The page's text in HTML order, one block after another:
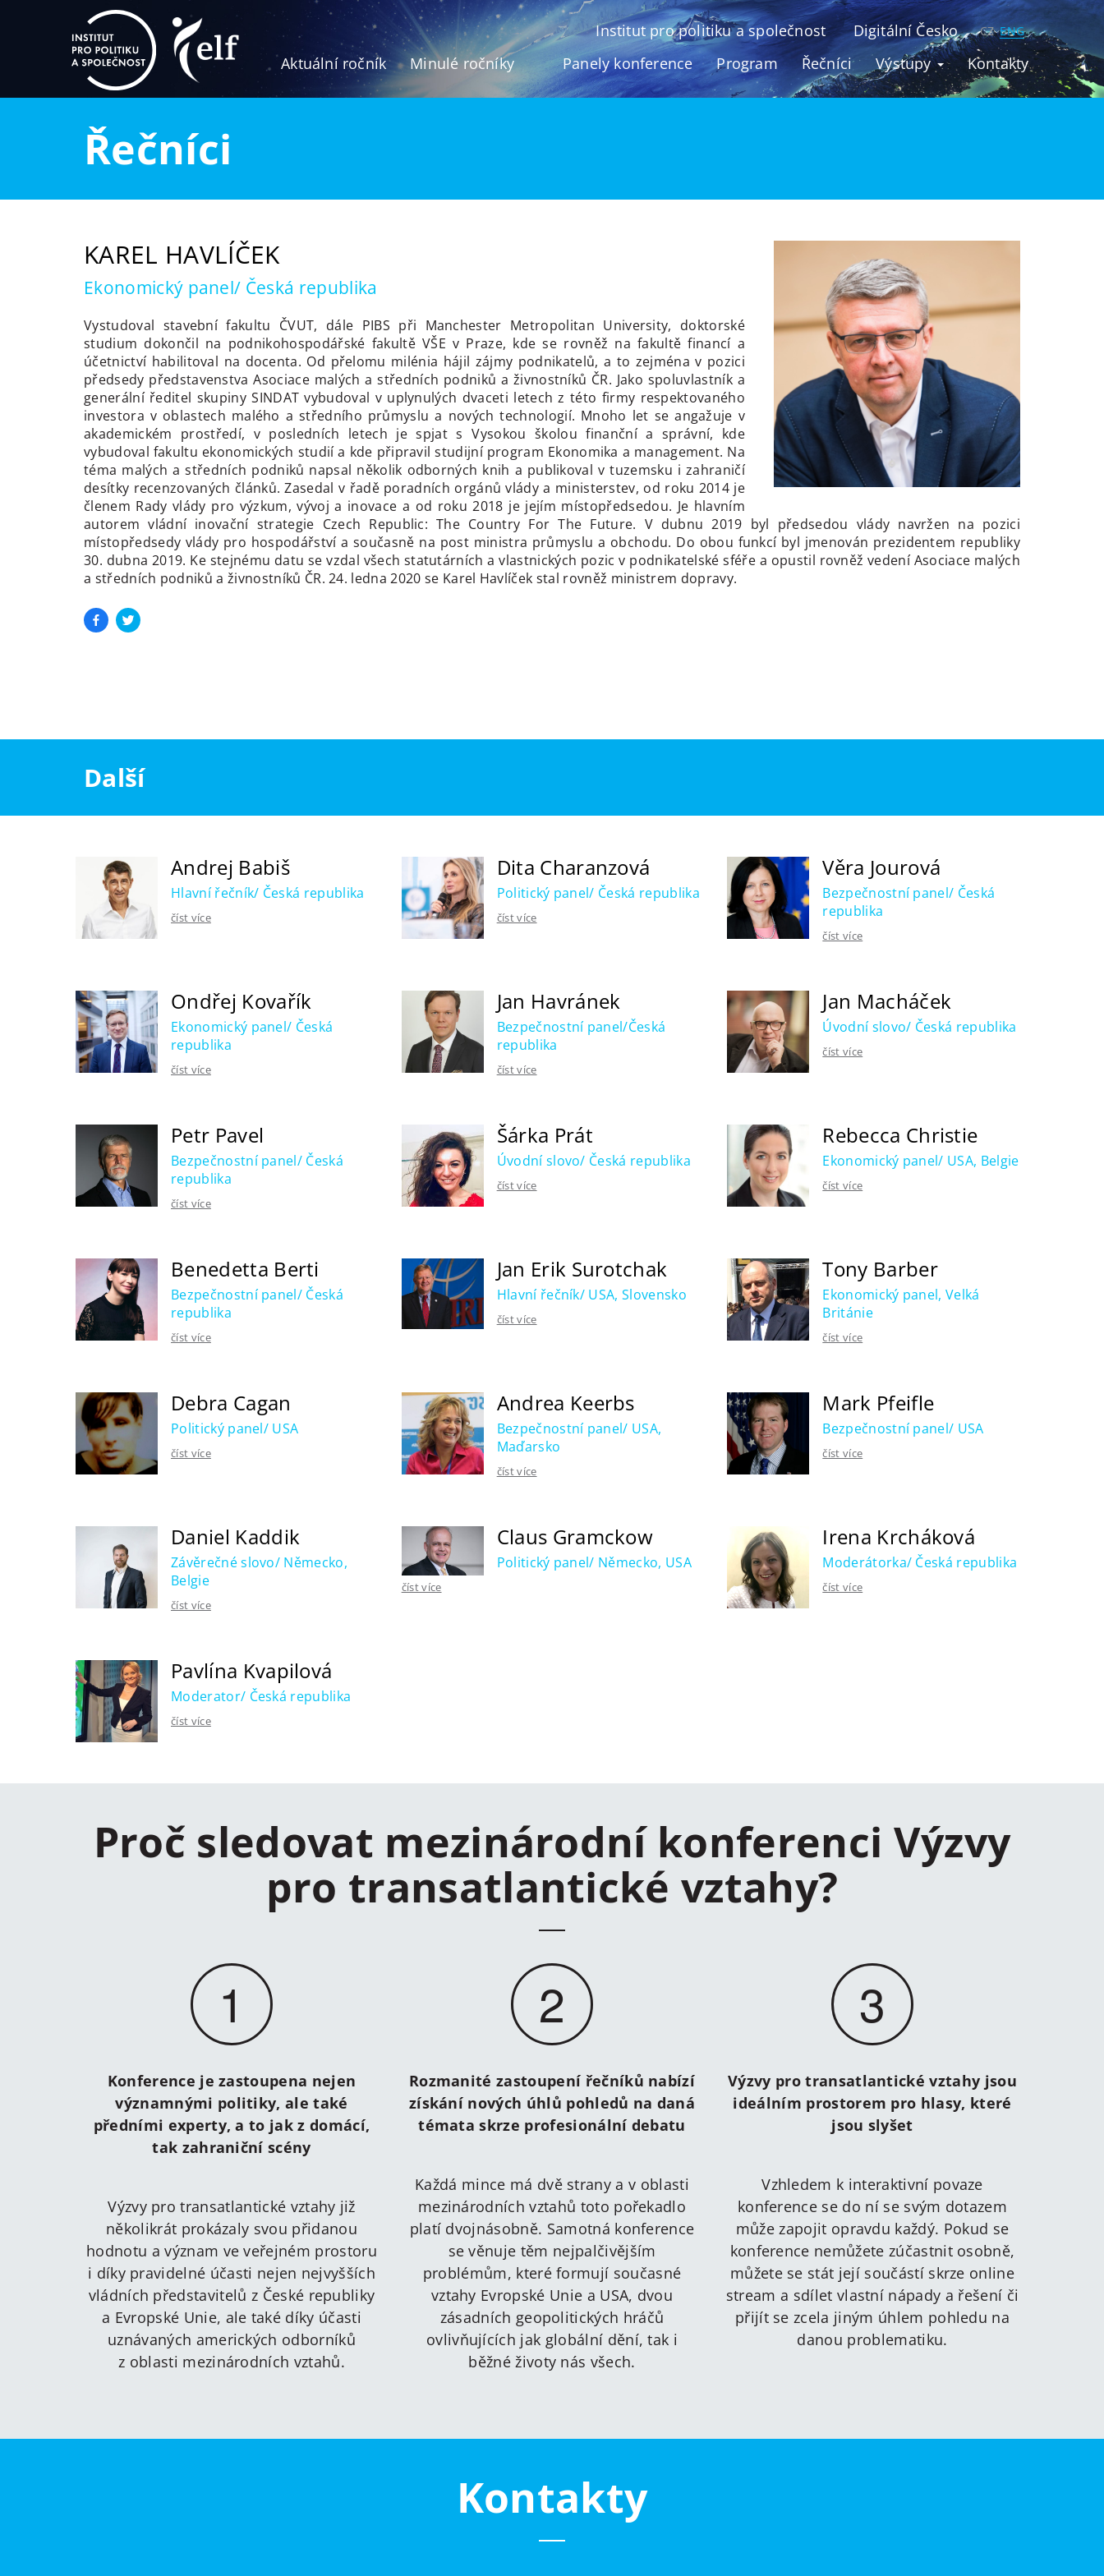
Aktuální ročník Minulé ročníky Panely konference Program Řečníci Výstupy Kontakty
Institut pro politiku a společnost Digitální Česko CZ ENG
Řečníci
KAREL HAVLÍČEK
Ekonomický panel/ Česká republika
Vystudoval stavební fakultu ČVUT, dále PIBS při Manchester Metropolitan University, doktorské
studium dokončil na podnikohospodářské fakultě VŠE v Praze, kde se rovněž na fakultě financí a
účetnictví habilitoval na docenta. Od přelomu milénia hájil zájmy podnikatelů, a to zejména v pozici
předsedy představenstva Asociace malých a středních podniků a živnostníků ČR. Jako spoluvlastník a
generální ředitel skupiny SINDAT vybudoval v uplynulých dvaceti letech z této firmy respektovaného
investora v oblastech malého a středního průmyslu a nových technologií. Mnoho let se angažuje v
akademickém prostředí, v posledních letech je spjat s Vysokou školou finanční a správní, kde
vybudoval fakultu ekonomických studií a kde připravil studijní program Ekonomika a management. Na
téma malých a středních podniků napsal několik odborných knih a publikoval v tuzemsku i zahraničí
desítky recenzovaných článků. Zasedal v řadě poradních orgánů vlády a ministerstev, od roku 2014 je
členem Rady vlády pro výzkum, vývoj a inovace a od roku 2018 je jejím místopředsedou. Je hlavním
autorem vládní inovační strategie Czech Republic: The Country For The Future. V dubnu 2019 byl předsedou vlády navržen na pozici
místopředsedy vlády pro hospodářství a současně na post ministra průmyslu a obchodu. Do obou funkcí byl jmenován prezidentem republiky
30. dubna 2019. Ke stejnému datu se vzdal všech statutárních a vlastnických pozic v podnikatelské sféře a opustil rovněž vedení Asociace malých
a středních podniků a živnostníků ČR. 24. ledna 2020 se Karel Havlíček stal rovněž ministrem dopravy.
Další
Andrej Babiš
Hlavní řečník/ Česká republika
číst více
Dita Charanzová
Politický panel/ Česká republika
číst více
Věra Jourová
Bezpečnostní panel/ Česká
republika
číst více
Ondřej Kovařík
Ekonomický panel/ Česká
republika
číst více
Jan Havránek
Bezpečnostní panel/Česká
republika
číst více
Jan Macháček
Úvodní slovo/ Česká republika
číst více
Petr Pavel
Bezpečnostní panel/ Česká
republika
číst více
Šárka Prát
Úvodní slovo/ Česká republika
číst více
Rebecca Christie
Ekonomický panel/ USA, Belgie
číst více
Benedetta Berti
Bezpečnostní panel/ Česká
republika
číst více
Jan Erik Surotchak
Hlavní řečník/ USA, Slovensko
číst více
Tony Barber
Ekonomický panel, Velká
Británie
číst více
Debra Cagan
Politický panel/ USA
číst více
Andrea Keerbs
Bezpečnostní panel/ USA,
Maďarsko
číst více
Mark Pfeifle
Bezpečnostní panel/ USA
číst více
Daniel Kaddik
Závěrečné slovo/ Německo,
Belgie
číst více
Claus Gramckow
Politický panel/ Německo, USA
číst více
Irena Krcháková
Moderátorka/ Česká republika
číst více
Pavlína Kvapilová
Moderator/ Česká republika
číst více
Proč sledovat mezinárodní konferenci Výzvy
pro transatlantické vztahy?
1
Konference je zastoupena nejen
významnými politiky, ale také
předními experty, a to jak z domácí,
tak zahraniční scény
Výzvy pro transatlantické vztahy již
několikrát prokázaly svou přidanou
hodnotu a význam ve veřejném prostoru
i díky pravidelné účasti nejen nejvyšších
vládních představitelů z České republiky
a Evropské Unie, ale také díky účasti
uznávaných amerických odborníků
z oblasti mezinárodních vztahů.
2
Rozmanité zastoupení řečníků nabízí
získání nových úhlů pohledů na daná
témata skrze profesionální debatu
Každá mince má dvě strany a v oblasti
mezinárodních vztahů toto pořekadlo
platí dvojnásobně. Samotná konference
se věnuje těm nejpalčivějším
problémům, které formují současné
vztahy Evropské Unie a USA, dvou
zásadních geopolitických hráčů
ovlivňujících jak globální dění, tak i
běžné životy nás všech.
3
Výzvy pro transatlantické vztahy jsou
ideálním prostorem pro hlasy, které
jsou slyšet
Vzhledem k interaktivní povaze
konference se do ní se svým dotazem
může zapojit opravdu každý. Pokud se
konference nemůžete zúčastnit osobně,
můžete se stát její součástí skrze online
stream a sdílet vlastní nápady a řešení či
přijít se zcela jiným úhlem pohledu na
danou problematiku.
Kontakty